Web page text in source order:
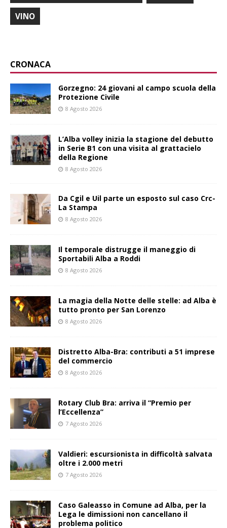
VINO
CRONACA
Gorzegno: 24 giovani al campo scuola della
Protezione Civile
8 Agosto 2026
L’Alba volley inizia la stagione del debutto
in Serie B1 con una visita al grattacielo
della Regione
8 Agosto 2026
Da Cgil e Uil parte un esposto sul caso Crc-
La Stampa
8 Agosto 2026
Il temporale distrugge il maneggio di
Sportabili Alba a Roddi
8 Agosto 2026
La magia della Notte delle stelle: ad Alba è
tutto pronto per San Lorenzo
8 Agosto 2026
Distretto Alba-Bra: contributi a 51 imprese
del commercio
8 Agosto 2026
Rotary Club Bra: arriva il “Premio per
l’Eccellenza”
7 Agosto 2026
Valdieri: escursionista in difficoltà salvata
oltre i 2.000 metri
7 Agosto 2026
Caso Galeasso in Comune ad Alba, per la
Lega le dimissioni non cancellano il
problema politico